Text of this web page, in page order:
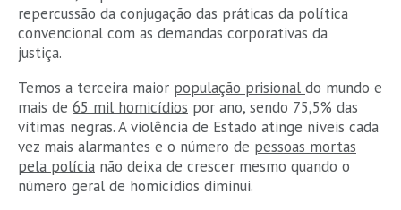
repercussão da conjugação das práticas da política
convencional com as demandas corporativas da
justiça.
Temos a terceira maior população prisional do mundo e
mais de 65 mil homicídios por ano, sendo 75,5% das
vítimas negras. A violência de Estado atinge níveis cada
vez mais alarmantes e o número de pessoas mortas
pela polícia não deixa de crescer mesmo quando o
número geral de homicídios diminui.